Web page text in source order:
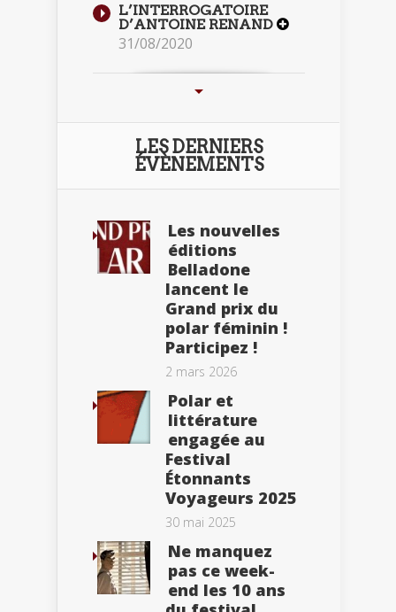
L’INTERROGATOIRE
D’ANTOINE RENAND
31/08/2020
LES DERNIERS
ÉVÈNEMENTS
Les nouvelles
éditions
Belladone
lancent le
Grand prix du
polar féminin !
Participez !
2 mars 2026
Polar et
littérature
engagée au
Festival
Étonnants
Voyageurs 2025
30 mai 2025
Ne manquez
pas ce week-
end les 10 ans